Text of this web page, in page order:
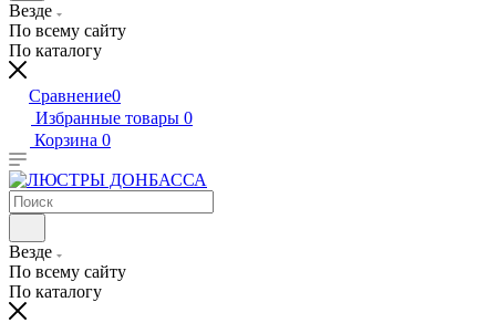
Везде
По всему сайту
По каталогу
Сравнение0
Избранные товары 0
Корзина 0
Везде
По всему сайту
По каталогу